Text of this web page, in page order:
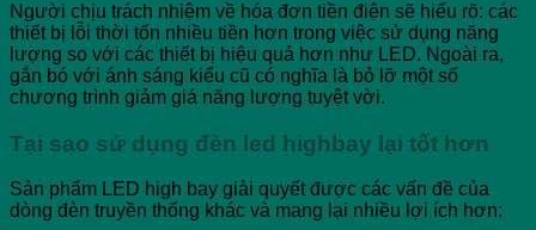
Người chịu trách nhiệm về hóa đơn tiền điện sẽ hiểu rõ: các
thiết bị lỗi thời tốn nhiều tiền hơn trong việc sử dụng năng
lượng so với các thiết bị hiệu quả hơn như LED. Ngoài ra,
gắn bó với ánh sáng kiểu cũ có nghĩa là bỏ lỡ một số
chương trình giảm giá năng lượng tuyệt vời.
Tại sao sử dụng đèn led highbay lại tốt hơn
Sản phẩm LED high bay giải quyết được các vấn đề của
dòng đèn truyền thống khác và mang lại nhiều lợi ích hơn: